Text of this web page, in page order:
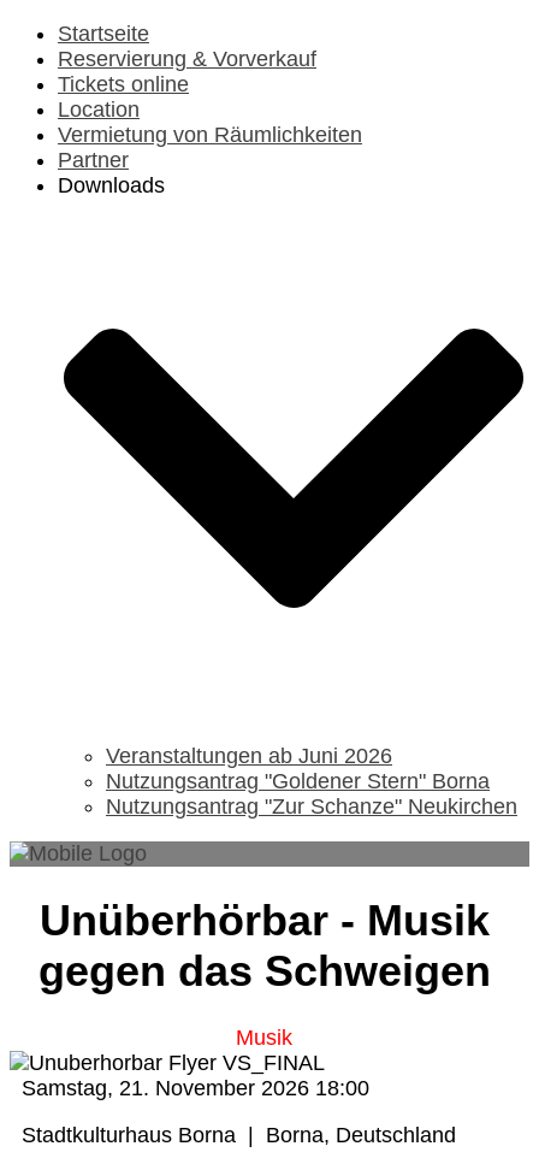
Startseite
Reservierung & Vorverkauf
Tickets online
Location
Vermietung von Räumlichkeiten
Partner
Downloads
Veranstaltungen ab Juni 2026
Nutzungsantrag "Goldener Stern" Borna
Nutzungsantrag "Zur Schanze" Neukirchen
Unüberhörbar - Musik
gegen das Schweigen
Musik
Samstag, 21. November 2026 18:00
Stadtkulturhaus Borna
Borna, Deutschland
Monat
Monat